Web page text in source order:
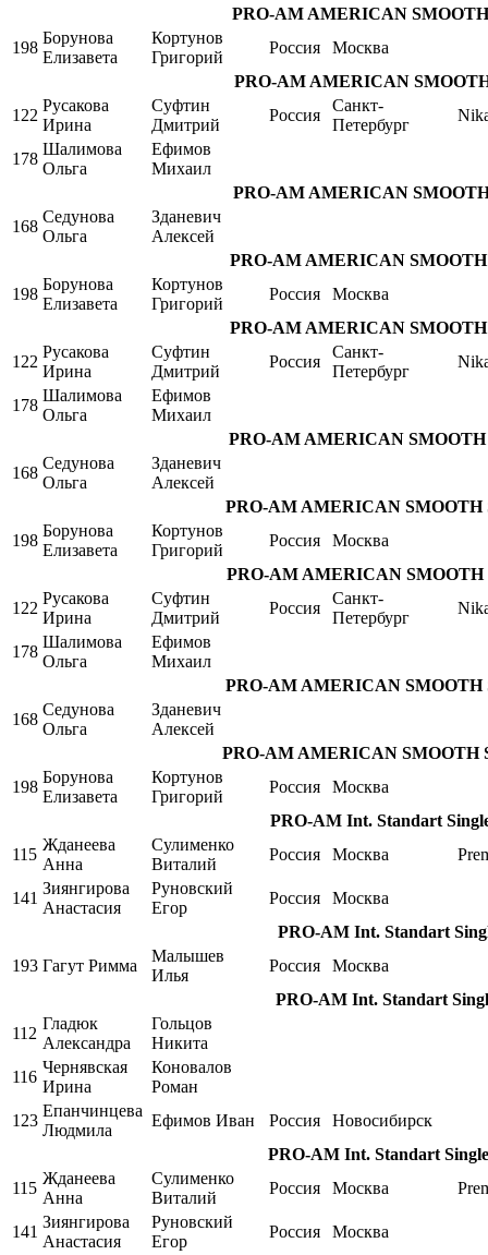
PRO-AM AMERICAN SMOOTH
198
Борунова
Елизавета
Кортунов
Григорий
Россия
Москва
PRO-AM AMERICAN
122
Русакова
Ирина
Суфтин
Дмитрий
Россия
Санкт-
Петербург
178
Шалимова
Ольга
Ефимов
Михаил
PRO-AM AMERICAN SMOOTH
168
Седунова
Ольга
Зданевич
Алексей
PRO-AM AMERICAN SMOOTH
198
Борунова
Елизавета
Кортунов
Григорий
Россия
Москва
PRO-AM AMERICAN SMOOTH
122
Русакова
Ирина
Суфтин
Дмитрий
Россия
Санкт-
Петербург
178
Шалимова
Ольга
Ефимов
Михаил
PRO-AM AMERICAN SMOOTH
168
Седунова
Ольга
Зданевич
Алексей
PRO-AM AMERICAN SMOOTH
198
Борунова
Елизавета
Кортунов
Григорий
Россия
Москва
PRO-AM AMERICAN SMOOTH
122
Русакова
Ирина
Суфтин
Дмитрий
Россия
Санкт-
Петербург
178
Шалимова
Ольга
Ефимов
Михаил
PRO-AM AMERICAN SMOOTH
168
Седунова
Ольга
Зданевич
Алексей
PRO-AM AMERICAN SMOOTH
198
Борунова
Елизавета
Кортунов
Григорий
Россия
Москва
PRO-AM Int. Standart
115
Жданеева
Анна
Сулименко
Виталий
Россия Москва
141
Зиянгирова
Анастасия
Руновский
Егор
Россия
Москва
PRO-AM Int. Standart
193 Гагут Римма
Малышев
Илья
Россия
Москва
PRO-AM Int. Standart
112
Гладюк
Александра
Гольцов
Никита
116
Чернявская
Ирина
Коновалов
Роман
123
Епанчинцева
Людмила
Ефимов Иван Россия
Новосибирск
PRO-AM Int. Standart
115
Жданеева
Анна
Сулименко
Виталий
Россия Москва
141
Зиянгирова
Анастасия
Руновский
Егор
Россия
Москва